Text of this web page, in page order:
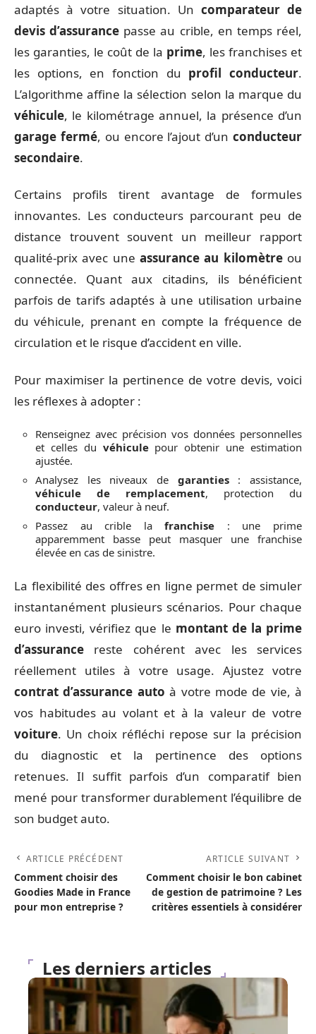
adaptés à votre situation. Un comparateur de
devis d’assurance passe au crible, en temps réel,
les garanties, le coût de la prime, les franchises et
les options, en fonction du profil conducteur.
L’algorithme affine la sélection selon la marque du
véhicule, le kilométrage annuel, la présence d’un
garage fermé, ou encore l’ajout d’unconducteur
secondaire.
Certains profils tirent avantage de formules
innovantes. Les conducteurs parcourant peu de
distance trouvent souvent un meilleur rapport
qualité-prix avec une assurance au kilomètreou
connectée. Quant aux citadins, ils bénéficient
parfois de tarifs adaptés à une utilisation urbaine
du véhicule, prenant en compte la fréquence de
circulation et le risque d’accident en ville.
Pour maximiser la pertinence de votre devis, voici
les réflexes à adopter :
Renseignez avec précision vos données personnelles
et celles du véhiculepour obtenir une estimation
ajustée.
Analysez les niveaux de garanties: assistance,
véhicule de remplacement, protection du
conducteur, valeur à neuf.
Passez au crible lafranchise : une prime
apparemment basse peut masquer une franchise
élevée en cas de sinistre.
La flexibilité des offres en ligne permet de simuler
instantanément plusieurs scénarios. Pour chaque
euro investi, vérifiez que le montant de la prime
d’assurance reste cohérent avec les services
réellement utiles à votre usage. Ajustez votre
contrat d’assurance auto à votre mode de vie, à
vos habitudes au volant et à la valeur de votre
voiture. Un choix réfléchi repose sur la précision
du diagnostic et la pertinence des options
retenues. Il suffit parfois d’un comparatif bien
mené pour transformer durablement l’équilibre de
son budget auto.
ARTICLE PRÉCÉDENT
Comment choisir des
Goodies Made in France
pour mon entreprise ?
ARTICLE SUIVANT
Comment choisir le bon cabinet
de gestion de patrimoine ? Les
critères essentiels à considérer
Les derniers articles